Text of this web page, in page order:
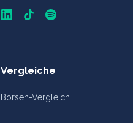
Vergleiche
Börsen-Vergleich